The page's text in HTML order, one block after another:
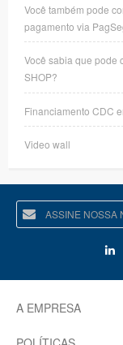
Você também pode
pagamento via
Você sabia que pode
SHOP?
Financiamento CDC
Video wall
A EMPRESA